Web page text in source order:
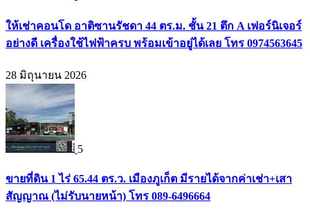
ให้เช่าคอนโด อาติซานรัชดา 44 ตร.ม. ชั้น 21 ตึก A เฟอร์นิเจอร์
อย่างดี เครื่องใช้ไฟฟ้าครบ พร้อมเข้าอยู่ได้เลย โทร 0974563645
28 มิถุนายน 2026
5
ขายที่ดิน 1 ไร่ 65.44 ตร.ว. เมืองภูเก็ต มีรายได้จากค่าเช่า+เสา
สัญญาณ (ไม่รับนายหน้า) โทร 089-6496664